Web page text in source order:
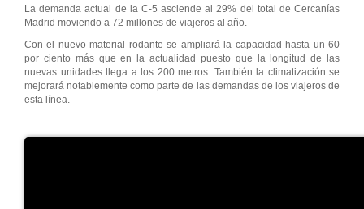
La demanda actual de la C-5 asciende al 29% del total de Cercanías
Madrid moviendo a 72 millones de viajeros al año.
Con el nuevo material rodante se ampliará la capacidad hasta un 60
por ciento más que en la actualidad puesto que la longitud de las
nuevas unidades llega a los 200 metros. También la climatización se
mejorará notablemente como parte de las demandas de los viajeros de
esta línea.